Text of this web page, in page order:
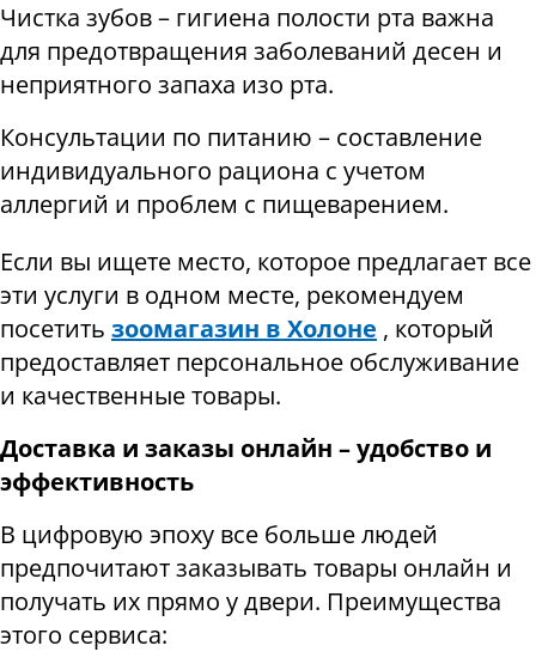
Чистка зубов – гигиена полости рта важна
для предотвращения заболеваний десен и
неприятного запаха изо рта.
Консультации по питанию – составление
индивидуального рациона с учетом
аллергий и проблем с пищеварением.
Если вы ищете место, которое предлагает все
эти услуги в одном месте, рекомендуем
посетить зоомагазин в Холоне , который
предоставляет персональное обслуживание
и качественные товары.
Доставка и заказы онлайн – удобство и
эффективность
В цифровую эпоху все больше людей
предпочитают заказывать товары онлайн и
получать их прямо у двери. Преимущества
этого сервиса: